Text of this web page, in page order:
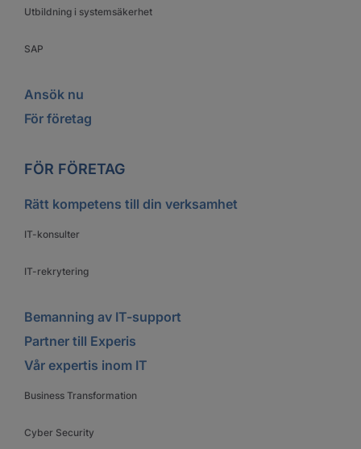
Utbildning i systemsäkerhet
SAP
Ansök nu
För företag
FÖR FÖRETAG
Rätt kompetens till din verksamhet
IT-konsulter
IT-rekrytering
Bemanning av IT-support
Partner till Experis
Vår expertis inom IT
Business Transformation
Cyber Security